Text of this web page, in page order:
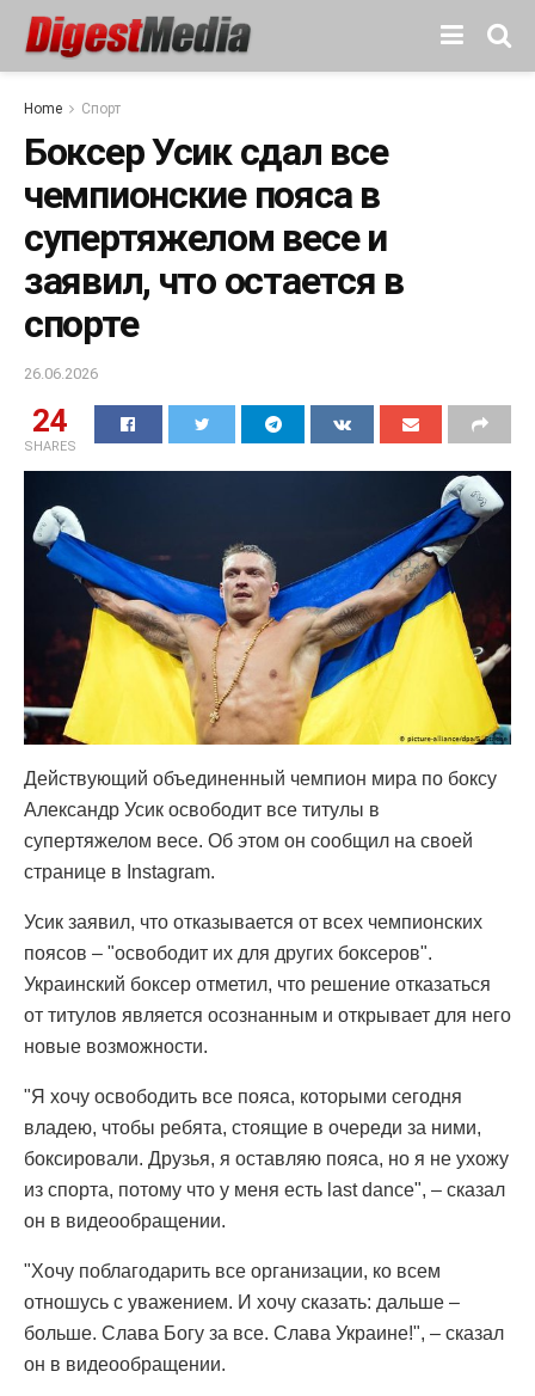
Home Спорт
Боксер Усик сдал все
чемпионские пояса в
супертяжелом весе и
заявил, что остается в
спорте
26.06.2026
24
SHARES
Действующий объединенный чемпион мира по боксу
Александр Усик освободит все титулы в
супертяжелом весе. Об этом он сообщил на своей
странице в Instagram.
Усик заявил, что отказывается от всех чемпионских
поясов – "освободит их для других боксеров".
Украинский боксер отметил, что решение отказаться
от титулов является осознанным и открывает для него
новые возможности.
"Я хочу освободить все пояса, которыми сегодня
владею, чтобы ребята, стоящие в очереди за ними,
боксировали. Друзья, я оставляю пояса, но я не ухожу
из спорта, потому что у меня есть last dance", – сказал
он в видеообращении.
"Хочу поблагодарить все организации, ко всем
отношусь с уважением. И хочу сказать: дальше –
больше. Слава Богу за все. Слава Украине!", – сказал
он в видеообращении.